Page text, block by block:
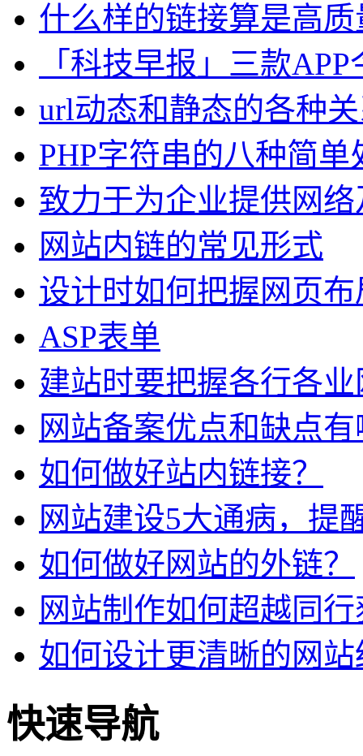
什么样的链接算是高
「科技早报」三款
url动态和静态的各种
PHP字符串的八种简单
致力于为企业提供网
网站内链的常见形式
设计时如何把握网页布
ASP表单
建站时要把握各行各
网站备案优点和缺点
如何做好站内链接？
网站建设5大通病，提
如何做好网站的外链？
网站制作如何超越同
如何设计更清晰的网
快速导航